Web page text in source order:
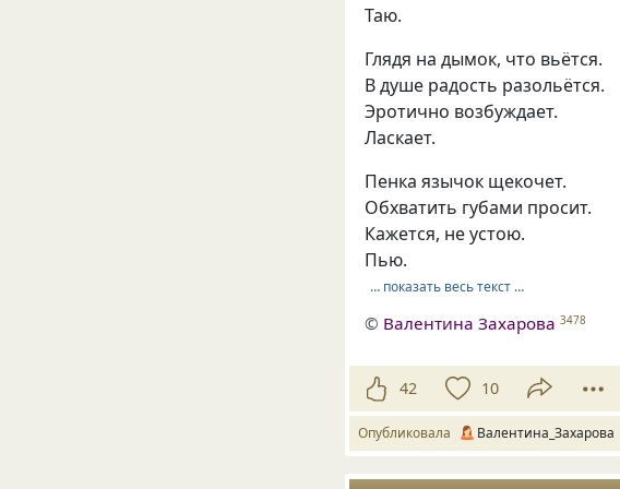
Таю.
Глядя на дымок, что вьётся.
В душе радость разольётся.
Эротично возбуждает.
Ласкает.
Пенка язычок щекочет.
Обхватить губами просит.
Кажется, не устою.
Пью.
… показать весь текст …
© Валентина Захарова 3478
42 10
Опубликовала Валентина_Захарова